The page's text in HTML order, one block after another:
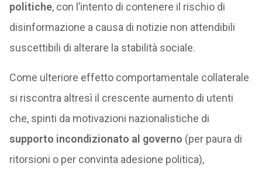
politiche, con l’intento di contenere il rischio di
disinformazione a causa di notizie non attendibili
suscettibili di alterare la stabilità sociale.
Come ulteriore effetto comportamentale collaterale
si riscontra altresì il crescente aumento di utenti
che, spinti da motivazioni nazionalistiche di
supporto incondizionato al governo (per paura di
ritorsioni o per convinta adesione politica),